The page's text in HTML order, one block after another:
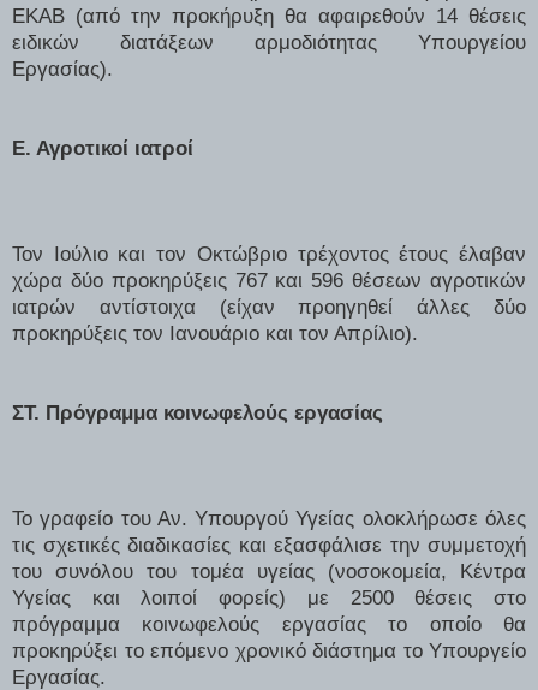
ΕΚΑΒ (από την προκήρυξη θα αφαιρεθούν 14 θέσεις
ειδικών διατάξεων αρμοδιότητας Υπουργείου
Εργασίας).
Ε. Αγροτικοί ιατροί
Τον Ιούλιο και τον Οκτώβριο τρέχοντος έτους έλαβαν
χώρα δύο προκηρύξεις 767 και 596 θέσεων αγροτικών
ιατρών αντίστοιχα (είχαν προηγηθεί άλλες δύο
προκηρύξεις τον Ιανουάριο και τον Απρίλιο).
ΣΤ. Πρόγραμμα κοινωφελούς εργασίας
Το γραφείο του Αν. Υπουργού Υγείας ολοκλήρωσε όλες
τις σχετικές διαδικασίες και εξασφάλισε την συμμετοχή
του συνόλου του τομέα υγείας (νοσοκομεία, Κέντρα
Υγείας και λοιποί φορείς) με 2500 θέσεις στο
πρόγραμμα κοινωφελούς εργασίας το οποίο θα
προκηρύξει το επόμενο χρονικό διάστημα το Υπουργείο
Εργασίας.